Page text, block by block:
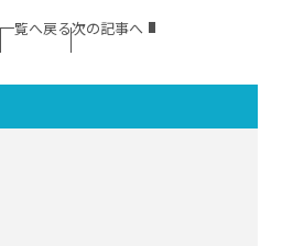
一覧へ戻る次の記事へ